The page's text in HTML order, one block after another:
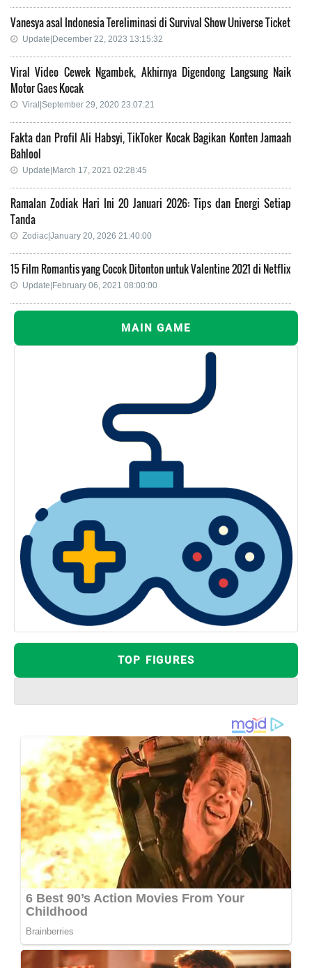
Vanesya asal Indonesia Tereliminasi di Survival Show Universe Ticket
Update|December 22, 2023 13:15:32
Viral Video Cewek Ngambek, Akhirnya Digendong Langsung Naik
Motor Gaes Kocak
Viral|September 29, 2020 23:07:21
Fakta dan Profil Ali Habsyi, TikToker Kocak Bagikan Konten Jamaah
Bahlool
Update|March 17, 2021 02:28:45
Ramalan Zodiak Hari Ini 20 Januari 2026: Tips dan Energi Setiap
Tanda
Zodiac|January 20, 2026 21:40:00
15 Film Romantis yang Cocok Ditonton untuk Valentine 2021 di Netflix
Update|February 06, 2021 08:00:00
MAIN GAME
TOP FIGURES